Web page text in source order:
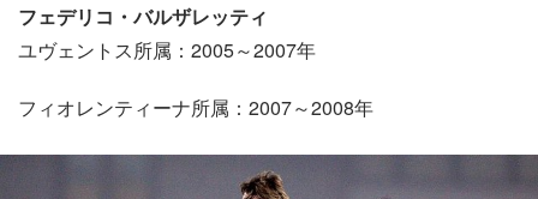
フェデリコ・バルザレッティ
ユヴェントス所属：2005～2007年
フィオレンティーナ所属：2007～2008年